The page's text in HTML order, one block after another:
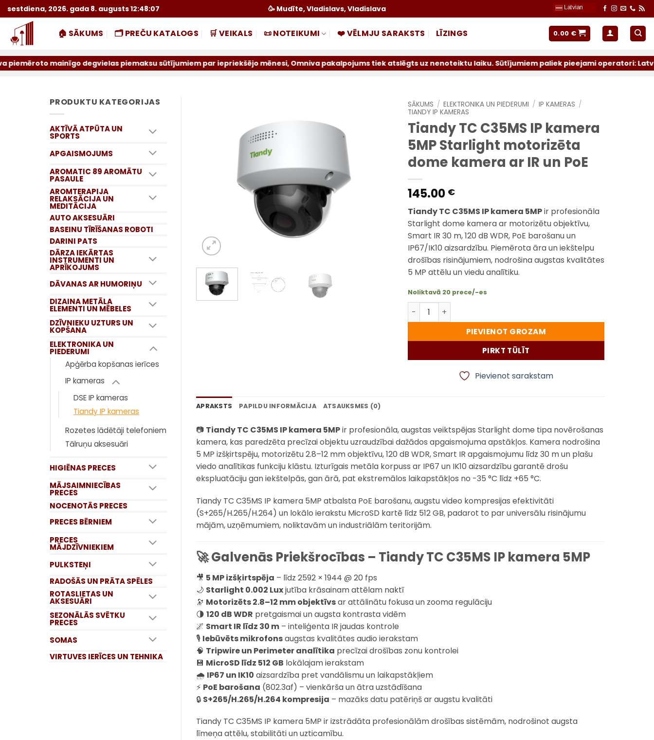
Skip
to
content
sestdiena, 2026. gada 8. augusts 12:48:08 🥳 Mudīte, Vladislavs, Vladislava Latvian
🏠 SĀKUMS 🗂️ PREČU KATALOGS 🛒 VEIKALS 📜 NOTEIKUMI ❤️ VĒLMJU SARAKSTS LĪZINGS 0.00 €
degvielas piemaksu sūtījumiem par iepriekšējo mēnesi, Omniva pakalpojums tiek atslēgts uz nenoteiktu laiku. Sūtījumiem paliek pieejami operatori: Latvijas Pasts un
PRODUKTU KATEGORIJAS
AKTĪVĀ ATPŪTA UN
SPORTS
APGAISMOJUMS
AROMATIC 89 AROMĀTU
PASAULE
AROMTERAPIJA
RELAKSĀCIJA UN
MEDITĀCIJA
AUTO AKSESUĀRI
BASEINU TĪRĪŠANAS ROBOTI
DARINI PATS
DĀRZA IEKĀRTAS
INSTRUMENTI UN
APRĪKOJUMS
DĀVANAS AR HUMORIŅU
DIZAINA METĀLA
ELEMENTI UN MĒBELES
DZĪVNIEKU UZTURS UN
KOPŠANA
ELEKTRONIKA UN
PIEDERUMI
Apģērba kopšanas ierīces
IP kameras
DSE IP kameras
Tiandy IP kameras
Rozetes lādētāji telefoniem
Tālruņu aksesuāri
HIGIĒNAS PRECES
MĀJSAIMNIECĪBAS
PRECES
NOCENOTĀS PRECES
PRECES BĒRNIEM
PRECES
MĀJDZĪVNIEKIEM
PULKSTEŅI
RADOŠĀS UN PRĀTA SPĒLES
ROTASLIETAS UN
AKSESUĀRI
SEZONĀLĀS SVĒTKU
PRECES
SOMAS
VIRTUVES IERĪCES UN TEHNIKA
SĀKUMS / ELEKTRONIKA UN PIEDERUMI / IP KAMERAS /
TIANDY IP KAMERAS
Tiandy TC C35MS IP kamera
5MP Starlight motorizēta
dome kamera ar IR un PoE
145.00 €
Tiandy TC C35MS IP kamera 5MPir profesionāla
Starlight dome kamera ar motorizētu objektīvu,
Smart IR 30 m, 120 dB WDR, PoE barošanu un
IP67/IK10 aizsardzību. Piemērota āra un iekštelpu
drošības risinājumiem, nodrošina augstas kvalitātes
5 MP attēlu un viedu analītiku.
Noliktavā 20 prece/-es
Tiandy TC C35MS IP kamera 5MP Starlight motorizēta dome
PIEVIENOT GROZAM
PIRKT TŪLĪT
Pievienot sarakstam
APRAKSTS PAPILDU INFORMĀCIJA ATSAUKSMES (0)
📷 Tiandy TC C35MS IP kamera 5MPir profesionāla, augstas veiktspējas Starlight dome tipa novērošanas
kamera, kas paredzēta precīzai objektu uzraudzībai dažādos apgaismojuma apstākļos. Kamera nodrošina
5 MP izšķirtspēju, motorizētu 2.8–12 mm objektīvu, 120 dB WDR, Smart IR apgaismojumu līdz 30 m un plašu
viedo analītikas funkciju klāstu. Izturīgais metāla korpuss ar IP67 un IK10 aizsardzību garantē drošu
ekspluatāciju gan iekštelpās, gan ārā, pat ekstremālos laikapstākļos no -35 °C līdz +65 °C.
Tiandy TC C35MS IP kamera 5MP atbalsta PoE barošanu, augstu video kompresijas efektivitāti
(S+265/H.265/H.264) un lokālo ierakstu MicroSD kartē līdz 512 GB, padarot to par universālu risinājumu
mājām, uzņēmumiem, noliktavām un industriālām teritorijām.
🚀 Galvenās Priekšrocības – Tiandy TC C35MS IP kamera 5MP
🎥 5 MP izšķirtspēja – līdz 2592 × 1944 @ 20 fps
🌙 Starlight 0.002 Luxjutība krāsainam attēlam naktī
🔭 Motorizēts 2.8–12 mm objektīvsar attālinātu fokusa un zooma regulāciju
🌗 120 dB WDR pretgaismai un augsta kontrasta vidēm
🌌 Smart IR līdz 30 m – inteliģenta IR jaudas kontrole
🎙 Iebūvēts mikrofonsaugstas kvalitātes audio ierakstam
🧠 Tripwire un Perimeter analītika precīzai drošības zonu kontrolei
💾 MicroSD līdz 512 GB lokālajam ierakstam
🌧 IP67 un IK10 aizsardzība pret vandālismu un laikapstākļiem
⚡ PoE barošana (802.3af) – vienkārša un ātra uzstādīšana
🔒 S+265/H.265/H.264 kompresija – mazāks datu patēriņš ar augstu kvalitāti
Tiandy TC C35MS IP kamera 5MP ir izstrādāta profesionālām drošības sistēmām, nodrošinot augsta
līmeņa attēlu, stabilitāti un uzticamību.